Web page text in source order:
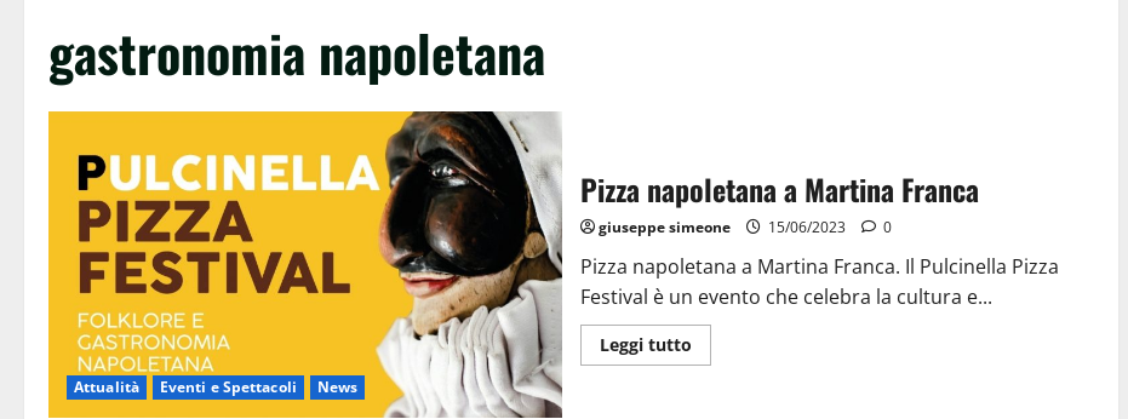
gastronomia napoletana
Attualità Eventi e Spettacoli News
Pizza napoletana a Martina Franca
giuseppe simeone 15/06/2023 0
Pizza napoletana a Martina Franca. Il Pulcinella Pizza
Festival è un evento che celebra la cultura e...
Leggi tutto